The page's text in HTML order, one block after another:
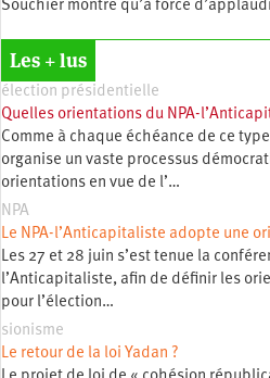
Souchier montre qu’à force
Les + lus
élection présidentielle
Quelles orientations du NPA-
Comme à chaque échéance de ce
organise un vaste processus
orientations en vue de l’…
NPA
Le NPA-l’Anticapitaliste adopte une
Les 27 et 28 juin s’est tenue la
l’Anticapitaliste, afin de définir les
pour l’élection…
sionisme
Le retour de la loi Yadan ?